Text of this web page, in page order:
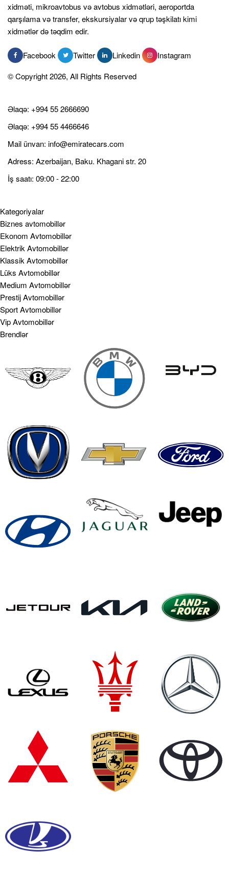
xidməti, mikroavtobus və avtobus xidmətləri, aeroportda
qarşılama və transfer, ekskursiyalar və qrup təşkilatı kimi
xidmətlər də təqdim edir.
Facebook Twitter Linkedin
Instagram
© Copyright 2026, All Rights Reserved
Əlaqə: +994 55 2666690
Əlaqə: +994 55 4466646
Mail ünvan: info@emiratecars.com
Adress: Azerbaijan, Baku. Khagani str. 20
İş saatı: 09:00 - 22:00
Kategoriyalar
Biznes avtomobillər
Ekonom Avtomobillər
Elektrik Avtomobillər
Klassik Avtomobillər
Lüks Avtomobillər
Medium Avtomobillər
Prestij Avtomobillər
Sport Avtomobillər
Vip Avtomobillər
Brendlər